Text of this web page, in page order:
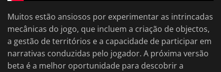
Muitos estão ansiosos por experimentar as intrincadas
mecânicas do jogo, que incluem a criação de objectos,
a gestão de territórios e a capacidade de participar em
narrativas conduzidas pelo jogador. A próxima versão
beta é a melhor oportunidade para descobrir a